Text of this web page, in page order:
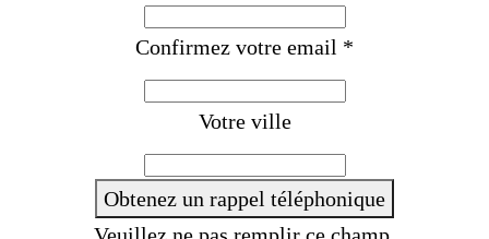
Confirmez votre email *
Votre ville
Obtenez un rappel téléphonique
Veuillez ne pas remplir ce champ.